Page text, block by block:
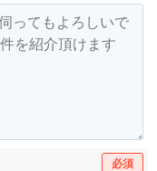
必須